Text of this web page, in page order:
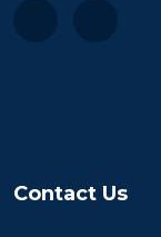
Contact Us